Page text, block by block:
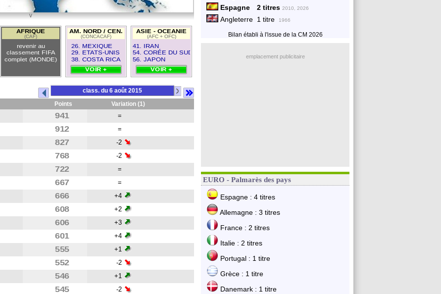
v
AFRIQUE
(CAF)
revenir au
classement FIFA
complet (MONDE)
AM. NORD / CEN.
(CONCACAF)
26. MEXIQUE
29. ETATS-UNIS
38. COSTA RICA
VOIR +
ASIE - OCEANIE
(AFC + OFC)
41. IRAN
54. CORÉE DU SUD
56. JAPON
VOIR +
class. du 6 août 2015 >
Points Variation (1)
941 =
912 =
827 -2
768 -2
722 =
667 =
666 +4
608 +2
606 +3
601 +4
555 +1
552 -2
546 +1
545 -2
Espagne 2 titres2010, 2026
Angleterre 1 titre 1966
Bilan établi à l'issue de la CM 2026
emplacement publicitaire
EURO - Palmarès des pays
Espagne : 4 titres
Allemagne : 3 titres
France : 2 titres
Italie : 2 titres
Portugal : 1 titre
Grèce : 1 titre
Danemark : 1 titre